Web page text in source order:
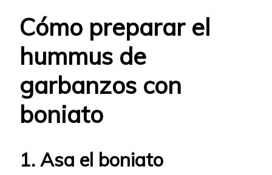
Cómo preparar el
hummus de
garbanzos con
boniato
1. Asa el boniato